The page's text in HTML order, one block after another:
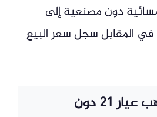
دون مصنعية إلى
في المقابل سجل سعر البيع
سعر جرام الذهب عيار 21 دون